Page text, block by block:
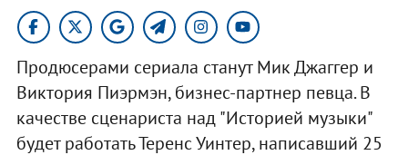
Продюсерами сериала станут Мик Джаггер и
Виктория Пиэрмэн, бизнес-партнер певца. В
качестве сценариста над "Историей музыки"
будет работать Теренс Уинтер, написавший 25